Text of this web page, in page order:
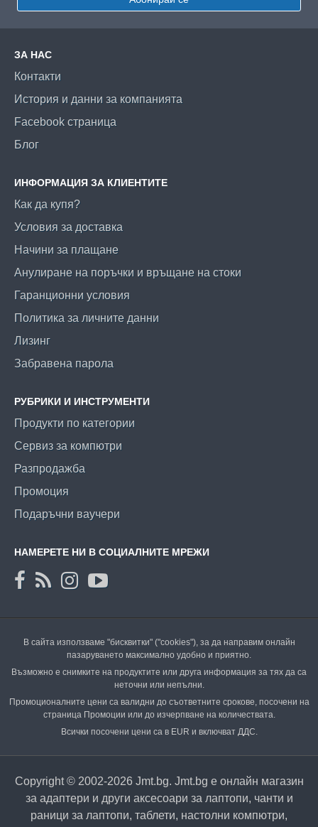
ЗА НАС
Контакти
История и данни за компанията
Facebook страница
Блог
ИНФОРМАЦИЯ ЗА КЛИЕНТИТЕ
Как да купя?
Условия за доставка
Начини за плащане
Анулиране на поръчки и връщане на стоки
Гаранционни условия
Политика за личните данни
Лизинг
Забравена парола
РУБРИКИ И ИНСТРУМЕНТИ
Продукти по категории
Сервиз за компютри
Разпродажба
Промоция
Подаръчни ваучери
НАМЕРЕТЕ НИ В СОЦИАЛНИТЕ МРЕЖИ
В сайта използваме "бисквитки" ("cookies"), за да направим онлайн
пазаруването максимално удобно и приятно.
Възможно е снимките на продуктите или друга информация за тях да са
неточни или непълни.
Промоционалните цени са валидни до съответните срокове, посочени на
страница Промоции или до изчерпване на количествата.
Всички посочени цени са в EUR и включват ДДС.
Copyright © 2002-2026 Jmt.bg. Jmt.bg е онлайн магазин
за адаптери и други аксесоари за лаптопи, чанти и
раници за лаптопи, таблети, настолни компютри,